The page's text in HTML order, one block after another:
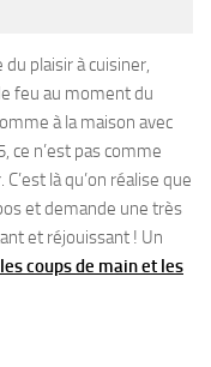
plaisir à cuisiner,
feu au moment du
à la maison avec
ce n’est pas comme
là qu’on réalise que
et demande une très
et réjouissant ! Un
coups de main et les